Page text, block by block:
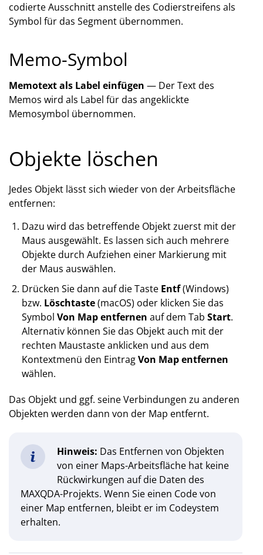
codierte Ausschnitt anstelle des Codierstreifens als
Symbol für das Segment übernommen.
Memo-Symbol
Memotext als Label einfügen — Der Text des
Memos wird als Label für das angeklickte
Memosymbol übernommen.
Objekte löschen
Jedes Objekt lässt sich wieder von der Arbeitsfläche
entfernen:
Dazu wird das betreffende Objekt zuerst mit der
Maus ausgewählt. Es lassen sich auch mehrere
Objekte durch Aufziehen einer Markierung mit
der Maus auswählen.
Drücken Sie dann auf die Taste Entf(Windows)
bzw. Löschtaste(macOS) oder klicken Sie das
SymbolVon Map entfernen auf dem TabStart.
Alternativ können Sie das Objekt auch mit der
rechten Maustaste anklicken und aus dem
Kontextmenü den EintragVon Map entfernen
wählen.
Das Objekt und ggf. seine Verbindungen zu anderen
Objekten werden dann von der Map entfernt.
Hinweis: Das Entfernen von Objekten
von einer Maps-Arbeitsfläche hat keine
Rückwirkungen auf die Daten des
MAXQDA-Projekts. Wenn Sie einen Code von
einer Map entfernen, bleibt er im Codeystem
erhalten.